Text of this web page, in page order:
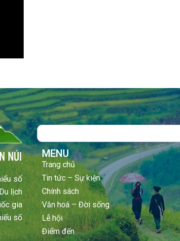
số
lịch
gia
số
Search
MENU
Trang chủ
Tin tức – Sự kiện
Chính sách
Văn hoá – Đời sống
Lễ hội
Điểm đến